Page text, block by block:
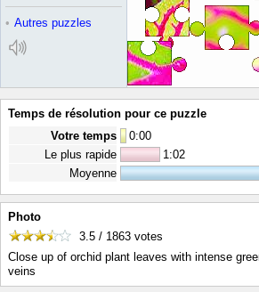
• Autres puzzles
Temps de résolution pour ce puzzle
Votre temps
0:00
Le plus rapide
1:02
Moyenne
Photo
3.5 / 1863 votes
Close up of orchid plant leaves with intense
veins